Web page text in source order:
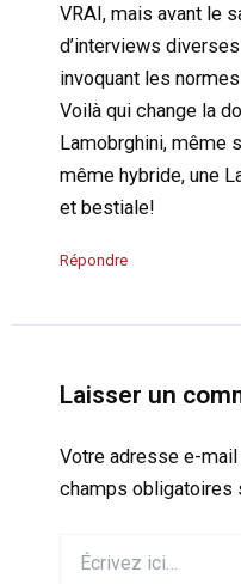
VRAI, mais avant le
d’interviews
invoquant les
Voilà qui change la
Lamobrghini, même
même hybride, une
et bestiale!
Répondre
Laisser un
Votre adresse e-
champs obligatoires
ici…